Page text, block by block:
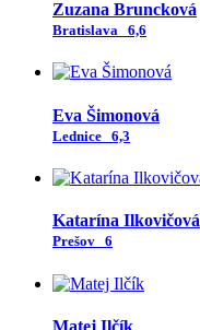
Zuzana Bruncková
Bratislava 6,6
Eva Šimonová
Lednice 6,3
Katarína Ilkovičová
Prešov 6
Matej Ilčík